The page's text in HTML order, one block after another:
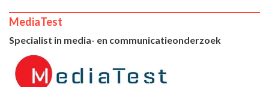
MediaTest
Specialist in media- en communicatieonderzoek